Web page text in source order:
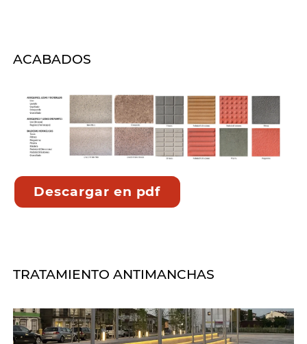
ACABADOS
Descargar en pdf
TRATAMIENTO ANTIMANCHAS